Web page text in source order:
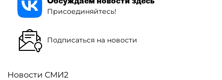
Присоединяйтесь!
Подписаться на новости
Новости СМИ2